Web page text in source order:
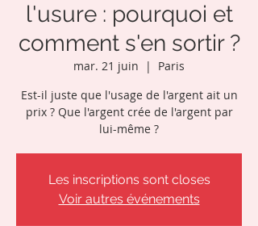
l'usure : pourquoi et
comment s'en sortir ?
mar. 21 juin
  |
Paris
Est-il juste que l'usage de l'argent ait un
prix ? Que l'argent crée de l'argent par
lui-même ?
Les inscriptions sont closes
Voir autres événements